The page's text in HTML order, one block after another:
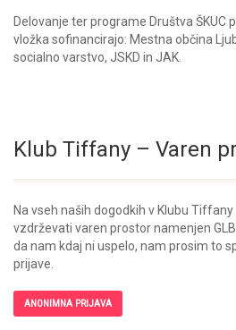
Delovanje ter programe Društva ŠKUC
vložka sofinancirajo: Mestna občina
socialno varstvo, JSKD in JAK.
Klub Tiffany – Varen
Na vseh naših dogodkih v Klubu
vzdrževati varen prostor namenjen
da nam kdaj ni uspelo, nam prosim to
prijave.
ANONIMNA PRIJAVA